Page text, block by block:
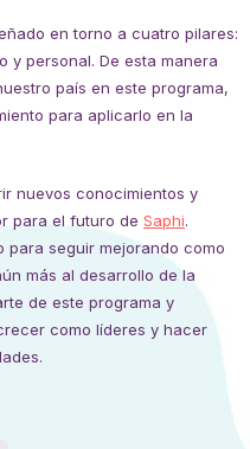
en torno a cuatro pilares:
y personal. De esta manera
país en este programa,
para aplicarlo en la
nuevos conocimientos y
para el futuro de Saphi.
para seguir mejorando como
más al desarrollo de la
de este programa y
como líderes y hacer